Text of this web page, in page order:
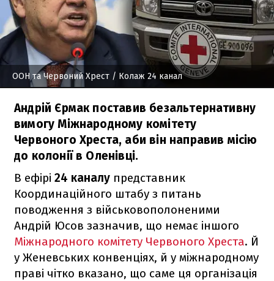
ООН та Червоний Хрест / Колаж 24 канал
Андрій Єрмак поставив безальтернативну
вимогу Міжнародному комітету
Червоного Хреста, аби він направив місію
до колонії в Оленівці.
В ефірі 24 каналу представник
Координаційного штабу з питань
поводження з військовополоненими
Андрій Юсов зазначив, що немає іншого
Міжнародного комітету Червоного Хреста. Й
у Женевських конвенціях, й у міжнародному
праві чітко вказано, що саме ця організація